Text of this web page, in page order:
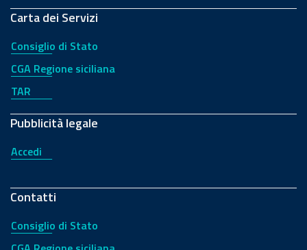
Carta dei Servizi
Consiglio di Stato
CGA Regione siciliana
TAR
Pubblicità legale
Accedi
Contatti
Consiglio di Stato